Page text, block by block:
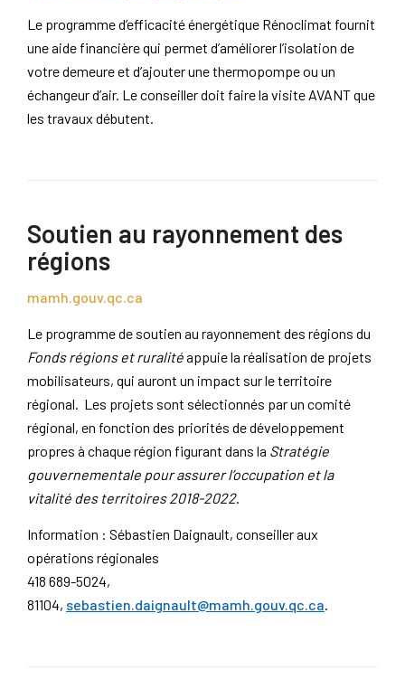
Le programme d’efficacité énergétique Rénoclimat fournit
une aide financière qui permet d’améliorer l’isolation de
votre demeure et d’ajouter une thermopompe ou un
échangeur d’air. Le conseiller doit faire la visite AVANT que
les travaux débutent.
Soutien au rayonnement des
régions
mamh.gouv.qc.ca
Le programme de soutien au rayonnement des régions du
Fonds régions et ruralitéappuie la réalisation de projets
mobilisateurs, qui auront un impact sur le territoire
régional. Les projets sont sélectionnés par un comité
régional, en fonction des priorités de développement
propres à chaque région figurant dans la Stratégie
gouvernementale pour assurer l’occupation et la
vitalité des territoires 2018-2022.
Information : Sébastien Daignault, conseiller aux
opérations régionales
418 689-5024,
81104, sebastien.daignault@mamh.gouv.qc.ca